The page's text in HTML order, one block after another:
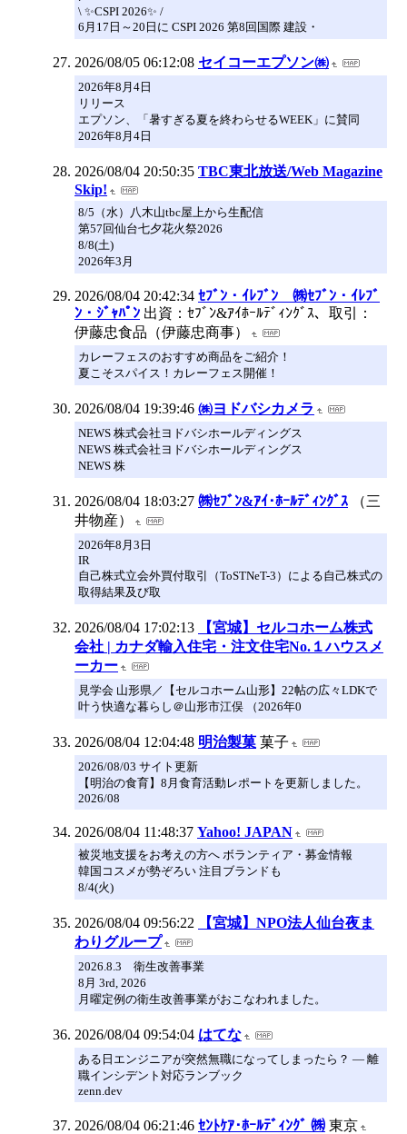
\ ✨CSPI 2026✨ /
6月17日～20日に CSPI 2026 第8回国際 建設・
2026/08/05 06:12:08 セイコーエプソン㈱
2026年8月4日
リリース
エプソン、「暑すぎる夏を終わらせるWEEK」に賛同
2026年8月4日
2026/08/04 20:50:35 TBC東北放送/Web Magazine
Skip!
8/5（水）八木山tbc屋上から生配信
第57回仙台七夕花火祭2026
8/8(土)
2026年3月
2026/08/04 20:42:34 ｾﾌﾞﾝ・ｲﾚﾌﾞﾝ ㈱ｾﾌﾞﾝ・ｲﾚﾌﾞ
ﾝ・ｼﾞｬﾊﾟﾝ 出資：ｾﾌﾞﾝ&ｱｲﾎｰﾙﾃﾞｨﾝｸﾞｽ、取引：
伊藤忠食品（伊藤忠商事）
カレーフェスのおすすめ商品をご紹介！
夏こそスパイス！カレーフェス開催！
2026/08/04 19:39:46 ㈱ヨドバシカメラ
NEWS 株式会社ヨドバシホールディングス
NEWS 株式会社ヨドバシホールディングス
NEWS 株
2026/08/04 18:03:27 ㈱ｾﾌﾞﾝ&ｱｲ･ﾎｰﾙﾃﾞｨﾝｸﾞｽ
（三
井物産）
2026年8月3日
IR
自己株式立会外買付取引（ToSTNeT-3）による自己株式の
取得結果及び取
2026/08/04 17:02:13
【宮城】セルコホーム株式
会社 | カナダ輸入住宅・注文住宅No.１ハウスメ
ーカー
見学会 山形県／【セルコホーム山形】22帖の広々LDKで
叶う快適な暮らし＠山形市江俣 （2026年0
2026/08/04 12:04:48 明治製菓 菓子
2026/08/03 サイト更新
【明治の食育】8月食育活動レポートを更新しました。
2026/08
2026/08/04 11:48:37 Yahoo! JAPAN
被災地支援をお考えの方へ ボランティア・募金情報
韓国コスメが勢ぞろい 注目ブランドも
8/4(火)
2026/08/04 09:56:22
【宮城】NPO法人仙台夜ま
わりグループ
2026.8.3 衛生改善事業
8月 3rd, 2026
月曜定例の衛生改善事業がおこなわれました。
2026/08/04 09:54:04 はてな
ある日エンジニアが突然無職になってしまったら？ — 離
職インシデント対応ランブック
zenn.dev
2026/08/04 06:21:46 ｾﾝﾄｹｱ･ﾎｰﾙﾃﾞｨﾝｸﾞ ㈱ 東京